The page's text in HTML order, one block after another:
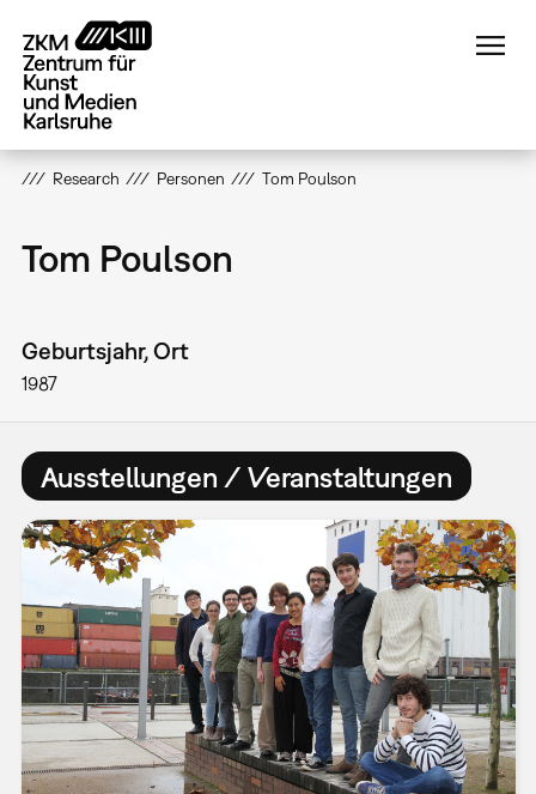
zum
Inhalt
Research Personen Tom Poulson
Tom Poulson
Geburtsjahr, Ort
1987
Ausstellungen / Veranstaltungen